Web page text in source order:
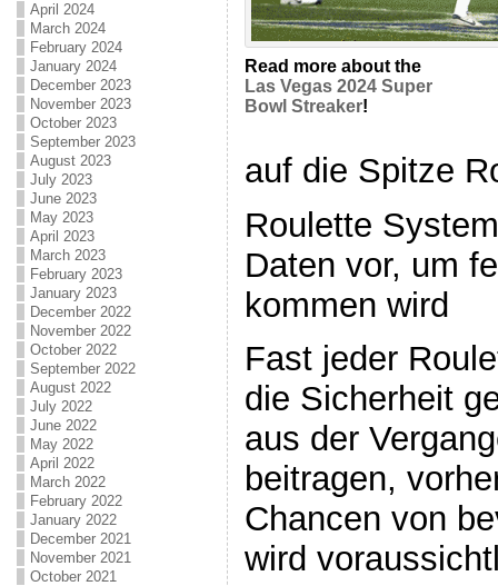
April 2024
March 2024
February 2024
January 2024
December 2023
November 2023
October 2023
September 2023
August 2023
July 2023
June 2023
May 2023
April 2023
March 2023
February 2023
January 2023
December 2022
November 2022
October 2022
September 2022
August 2022
July 2022
June 2022
May 2022
April 2022
March 2022
February 2022
January 2022
December 2021
November 2021
October 2021
Read more about the
Las Vegas 2024 Super
Bowl Streaker!
auf die Spitze
Roulette
Daten vor, um
kommen wird
Fast jeder
die Sicherheit
aus der
beitragen,
Chancen von
wird